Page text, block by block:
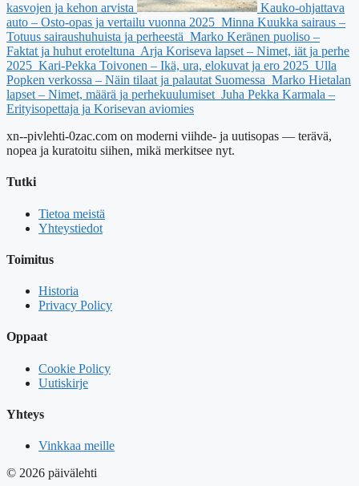
kasvojen ja kehon arvista
Kauko-ohjattava
auto – Osto-opas ja vertailu vuonna 2025 Minna Kuukka sairaus –
Totuus sairaushuhuista ja perheestä Marko Keränen puoliso –
Faktat ja huhut eroteltuna Arja Koriseva lapset – Nimet, iät ja perhe
2025 Kari-Pekka Toivonen – Ikä, ura, elokuvat ja ero 2025 Ulla
Popken verkossa – Näin tilaat ja palautat Suomessa Marko Hietalan
lapset – Nimet, määrä ja perhekuulumiset Juha Pekka Karmala –
Erityisopettaja ja Korisevan aviomies
xn--pivlehti-0zac.com on moderni viihde- ja uutisopas — terävä,
nopea ja kuratoitu siihen, mikä merkitsee nyt.
Tutki
Tietoa meistä
Yhteystiedot
Toimitus
Historia
Privacy Policy
Oppaat
Cookie Policy
Uutiskirje
Yhteys
Vinkkaa meille
© 2026 päivälehti